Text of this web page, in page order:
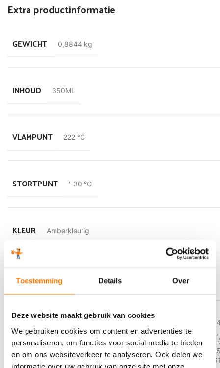
Toestemming Details Over
Deze website maakt gebruik van cookies
We gebruiken cookies om content en advertenties te
personaliseren, om functies voor social media te bieden
en om ons websiteverkeer te analyseren. Ook delen we
informatie over uw gebruik van onze site met onze
Extra productinformatie
GEWICHT 0,8844 kg
INHOUD 350ML
VLAMPUNT 222 °C
STORTPUNT ‘-30 °C
KLEUR Amberkleurig
OMSCHRIJVING Manual Transmission Fluid
PERFORMANCE
LEVEL
AFNOR NF
Rexroth RE 90220,CETOP RP 91 H (HM)
,
TP 02100,DIN 51524/1 (HL) ,DIN 51524/2
2333
SEB 181 222
Sperry Vickers I-286-S
2950-S ,SS 155434 Thyssen TH N-